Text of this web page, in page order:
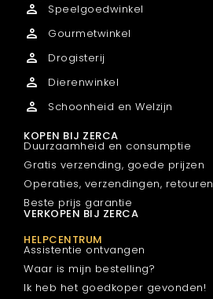
Speelgoedwinkel
Gourmetwinkel
Drogisterij
Dierenwinkel
Schoonheid en Welzijn
KOPEN BIJ ZERCA
Duurzaamheid en consumptie
Gratis verzending, goede prijzen
Operaties, verzendingen, retouren
Beste prijs garantie
VERKOPEN BIJ ZERCA
HELPCENTRUM
Assistentie ontvangen
Waar is mijn bestelling?
Ik heb het goedkoper gevonden!